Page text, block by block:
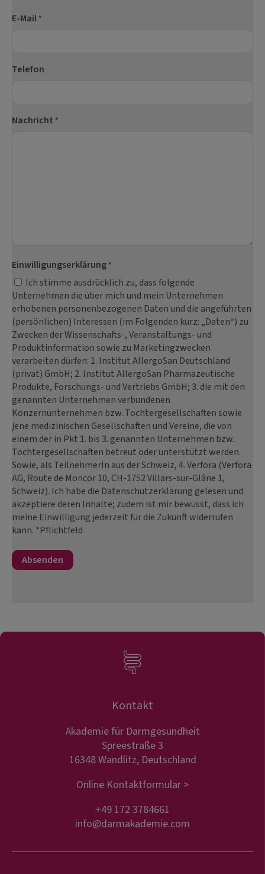
E-Mail *
Telefon
Nachricht *
Einwilligungserklärung *
Ich stimme ausdrücklich zu, dass folgende
Unternehmen die über mich und mein Unternehmen
erhobenen personenbezogenen Daten und die angeführten
(persönlichen) Interessen (im Folgenden kurz: „Daten“) zu
Zwecken der Wissenschafts-, Veranstaltungs- und
Produktinformation sowie zu Marketingzwecken
verarbeiten dürfen: 1. Institut AllergoSan Deutschland
(privat) GmbH; 2. Institut AllergoSan Pharmazeutische
Produkte, Forschungs- und Vertriebs GmbH; 3. die mit den
genannten Unternehmen verbundenen
Konzernunternehmen bzw. Tochtergesellschaften sowie
jene medizinischen Gesellschaften und Vereine, die von
einem der in Pkt 1. bis 3. genannten Unternehmen bzw.
Tochtergesellschaften betreut oder unterstützt werden.
Sowie, als TeilnehmerIn aus der Schweiz, 4. Verfora (Verfora
AG, Route de Moncor 10, CH-1752 Villars-sur-Glâne 1,
Schweiz). Ich habe die Datenschutzerklärung gelesen und
akzeptiere deren Inhalte; zudem ist mir bewusst, dass ich
meine Einwilligung jederzeit für die Zukunft widerrufen
kann. *Pflichtfeld
Kontakt
Akademie für Darmgesundheit
Spreestraße 3
16348 Wandlitz, Deutschland
Online Kontaktformular >
+49 172 3784661
info@darmakademie.com